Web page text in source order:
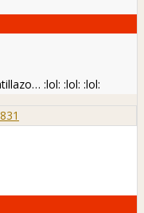
:lol: :lol: :lol: